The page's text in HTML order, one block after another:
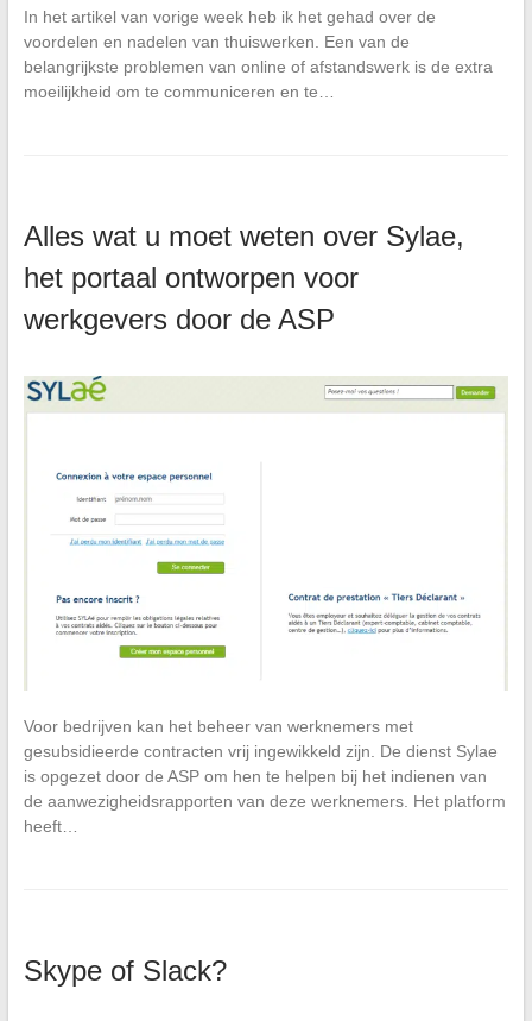
In het artikel van vorige week heb ik het gehad over de
voordelen en nadelen van thuiswerken. Een van de
belangrijkste problemen van online of afstandswerk is de extra
moeilijkheid om te communiceren en te…
Alles wat u moet weten over Sylae,
het portaal ontworpen voor
werkgevers door de ASP
Voor bedrijven kan het beheer van werknemers met
gesubsidieerde contracten vrij ingewikkeld zijn. De dienst Sylae
is opgezet door de ASP om hen te helpen bij het indienen van
de aanwezigheidsrapporten van deze werknemers. Het platform
heeft…
Skype of Slack?